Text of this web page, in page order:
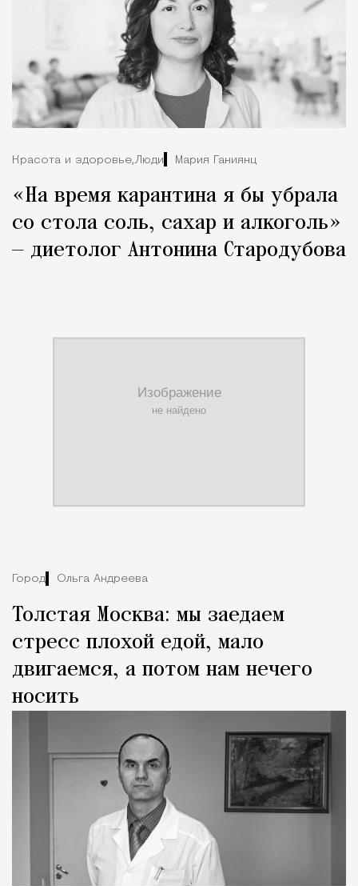
Красота и здоровье,Люди Мария Ганиянц
«На время карантина я бы убрала
со стола соль, сахар и алкоголь»
— диетолог Антонина Стародубова
Город Ольга Андреева
Толстая Москва: мы заедаем
стресс плохой едой, мало
двигаемся, а потом нам нечего
носить